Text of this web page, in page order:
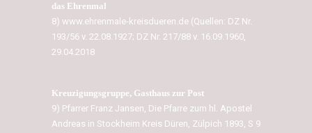
das Ehrenmal
8) www.ehrenmale-kreisdueren.de (Quellen: DZ Nr.
193/56 v. 22.08.1927; DZ Nr. 217/88 v. 16.09.1960,
29.04.2018
Kreuzigungsgruppe, Gasthaus zur Post
9) Pfarrer Franz Jansen, Die Pfarre zum hl. Apostel
Andreas in Stockheim Kreis Düren, Zülpich 1893, S 9